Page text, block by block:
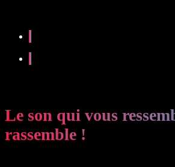
Le son qui vous
rassemble !